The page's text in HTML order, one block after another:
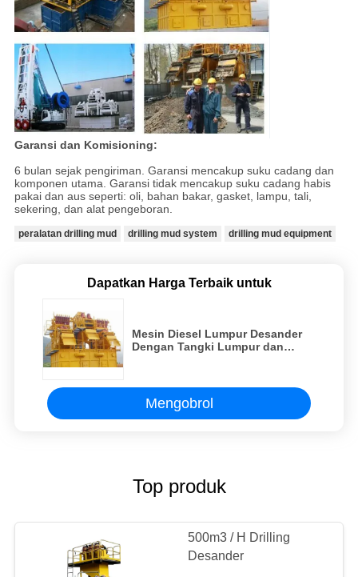
Garansi dan Komisioning:
6 bulan sejak pengiriman. Garansi mencakup suku cadang dan
komponen utama. Garansi tidak mencakup suku cadang habis
pakai dan aus seperti: oli, bahan bakar, gasket, lampu, tali,
sekering, dan alat pengeboran.
peralatan drilling mud drilling mud system drilling mud equipment
Dapatkan Harga Terbaik untuk
Mesin Diesel Lumpur Desander
Dengan Tangki Lumpur dan
Mengobrol
Top produk
500m3 / H Drilling
Desander